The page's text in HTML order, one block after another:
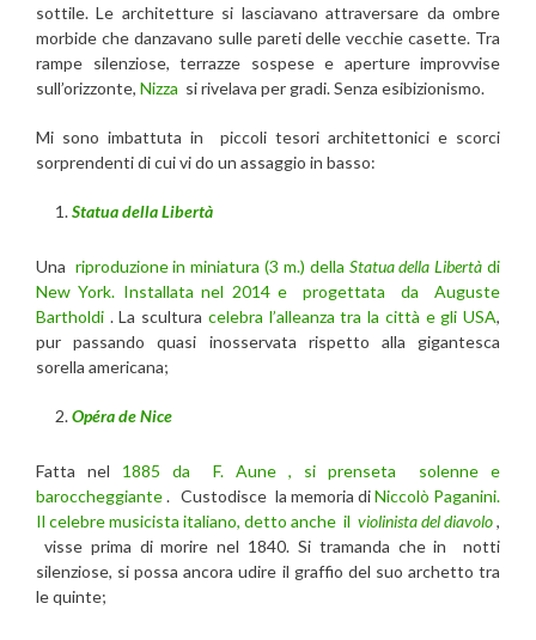
sottile. Le architetture si lasciavano attraversare da ombre
morbide che danzavano sulle pareti delle vecchie casette. Tra
rampe silenziose, terrazze sospese e aperture improvvise
sull’orizzonte, Nizza si rivelava per gradi. Senza esibizionismo.
Mi sono imbattuta in piccoli tesori architettonici e scorci
sorprendenti di cui vi do un assaggio in basso:
Statua della Libertà
Una riproduzione in miniatura (3 m.) della Statua della Libertàdi
New York. Installata nel 2014 e progettata da Auguste
Bartholdi . La scultura celebra l’alleanza tra la città e gli USA,
pur passando quasi inosservata rispetto alla gigantesca
sorella americana;
Opéra de Nice
Fatta nel 1885 da F. Aune , si prenseta solenne e
baroccheggiante. Custodisce la memoria diNiccolò Paganini.
Il celebre musicista italiano, detto anche il violinista del diavolo,
visse prima di morire nel 1840. Si tramanda che in notti
silenziose, si possa ancora udire il graffio del suo archetto tra
le quinte;